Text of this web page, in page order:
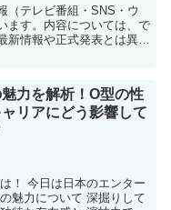
（テレビ番組・SNS・ウ
ます。内容については、で
情報や正式発表とは異な
力を解析！O型の性
リアにどう影響して
！ 今日は日本のエンター
魅力について 深掘りして